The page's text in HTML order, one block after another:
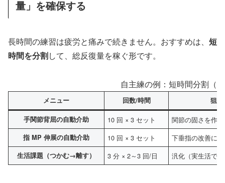
量」を確保する
長時間の練習は疲労と痛みで続きません。おすすめは、 短
時間を分割して、総反復量を稼ぐ形です。
自主練の例：短時間分割（
メニュー 回数/時間 狙い
手関節背屈の自動介助 10 回 × 3 セット 関節の固さを作
指 MP 伸展の自動介助 10 回 × 3 セット 下垂指の改善に
生活課題（つかむ→離す） 3 分 × 2～3 回/日 汎化（実生活で